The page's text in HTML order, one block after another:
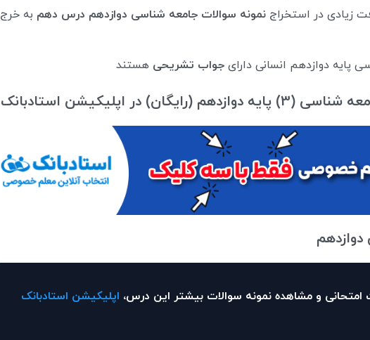
زیادی در استخراج نمونه سوالات جامعه شناسی دوازدهم درس دهم به خرج
پایه دوازدهم انسانی دارای جواب تشریحی هستند
در اپلیکیشن استادبانک
امتحانی و مشاهده نمونه سوالات بیشتر این درس، اپلیکیشن استادبانک